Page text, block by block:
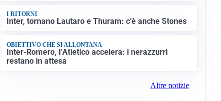
I RITORNI
Inter, tornano Lautaro e Thuram: c’è anche Stones
OBIETTIVO CHE SI ALLONTANA
Inter-Romero, l’Atletico accelera: i nerazzurri
restano in attesa
Altre notizie